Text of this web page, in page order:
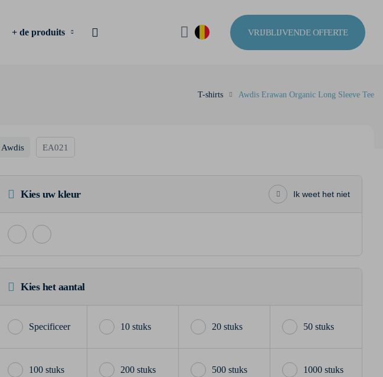
+ de produits VRIJBLIJVENDE OFFERTE
T-shirts Awdis Erawan Organic Long Sleeve Tee
Awdis EA021
Kies uw kleur Ik weet het niet
Kies het aantal
10 stuks 20 stuks 50 stuks
100 stuks 200 stuks 500 stuks 1000 stuks